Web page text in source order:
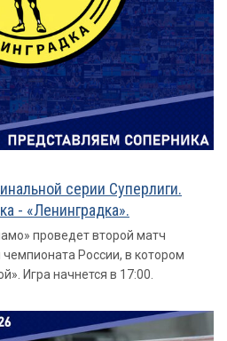
серии Суперлиги.
- «Ленинградка».
проведет второй матч
России, в котором
Игра начнется в 17:00.